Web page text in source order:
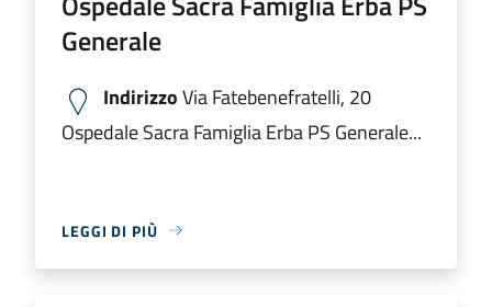
Generale
IndirizzoVia Fatebenefratelli, 20
Ospedale Sacra Famiglia Erba PS Generale...
LEGGI DI PIÙ